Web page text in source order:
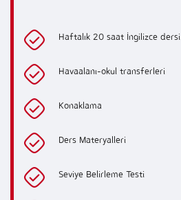
Haftalık 20 saat İngilizce dersi
Havaalanı-okul transferleri
Konaklama
Ders Materyalleri
Seviye Belirleme Testi